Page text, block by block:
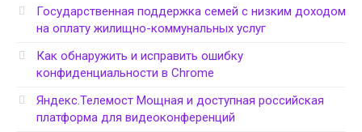
Государственная поддержка семей с низким доходом
на оплату жилищно-коммунальных услуг
Как обнаружить и исправить ошибку
конфиденциальности в Chrome
Яндекс.Телемост Мощная и доступная российская
платформа для видеоконференций